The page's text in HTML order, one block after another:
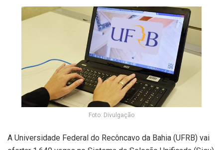
Foto: Divulgação
A Universidade Federal do Recôncavo da Bahia (UFRB) vai